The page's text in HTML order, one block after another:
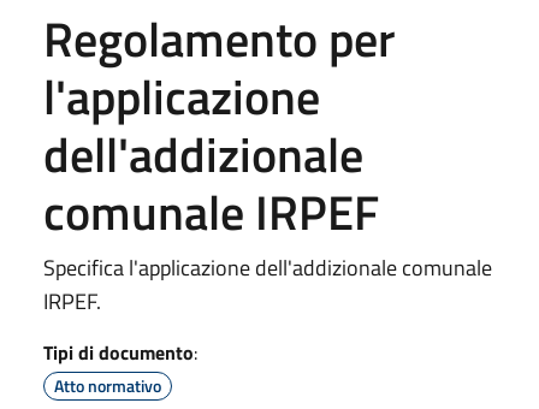
Regolamento per
l'applicazione
dell'addizionale
comunale IRPEF
Specifica l'applicazione dell'addizionale comunale
IRPEF.
Tipi di documento:
Atto normativo